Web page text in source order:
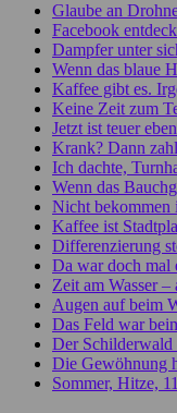
Glaube an
Facebook
Dampfer unter
Wenn das blaue
Kaffee gibt es.
Keine Zeit zum
Jetzt ist teuer
Krank? Dann
Ich dachte,
Wenn das
Nicht bekommen
Kaffee ist
Differenzierung
Da war doch mal
Zeit am Wasser –
Augen auf beim
Das Feld war
Der Schilderwald
Die Gewöhnung
Sommer, Hitze,